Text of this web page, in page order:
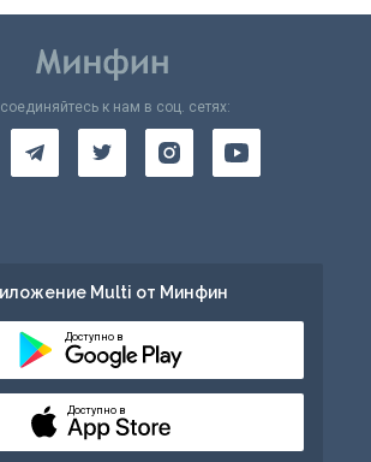
к нам в соц. сетях:
Multi от Минфин
Доступно в
Доступно в